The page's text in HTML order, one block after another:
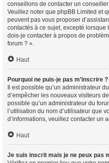
conseillons de contacter un
Veuillez noter que phpBB Limited et
peuvent pas vous proposer
contactés à ce sujet, excepté lorsque
dois-je contacter à propos de
forum ? ».
Haut
Pourquoi ne puis-je pas m’inscrire ?
Il est possible qu’un administrateur
d’empêcher les nouveaux visiteurs
possible qu’un administrateur du
l’utilisation du nom d’utilisateur que
d’informations, veuillez contacter un
Haut
Je suis inscrit mais je ne peux pas